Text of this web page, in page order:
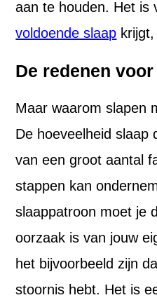
aan te houden. Het is
voldoende slaap
De redenen
Maar waarom slapen
De hoeveelheid slaap
van een groot aantal
stappen kan
slaappatroon moet je
oorzaak is van jouw
het bijvoorbeeld zijn
stoornis hebt. Het is